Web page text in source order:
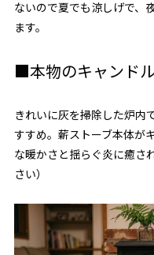
ないので夏でも涼しげで、
ます。
■本物のキャンドル
きれいに灰を掃除した炉内
すすめ。薪ストーブ本体が
な暖かさと揺らぐ炎に癒さ
さい）